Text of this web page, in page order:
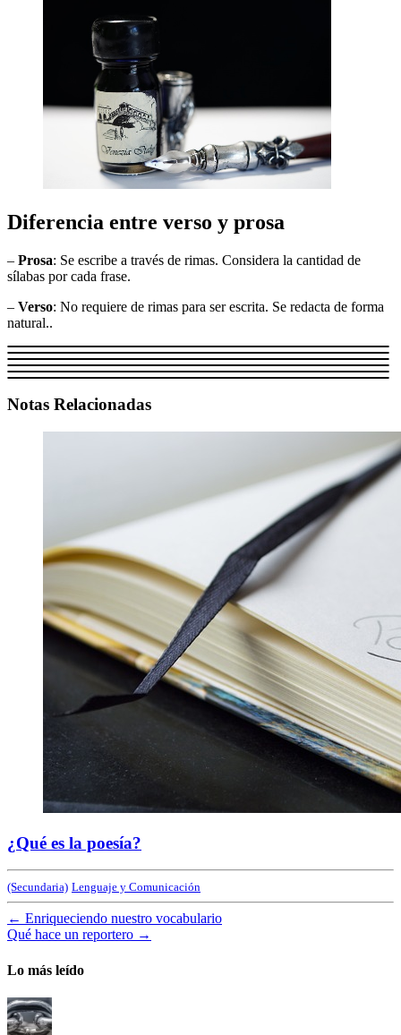
Diferencia entre verso y prosa
– Prosa: Se escribe a través de rimas. Considera la cantidad de
sílabas por cada frase.
– Verso: No requiere de rimas para ser escrita. Se redacta de forma
natural..
Notas Relacionadas
¿Qué es la poesía?
(Secundaria) Lenguaje y Comunicación
← Enriqueciendo nuestro vocabulario
Qué hace un reportero →
Lo más leído